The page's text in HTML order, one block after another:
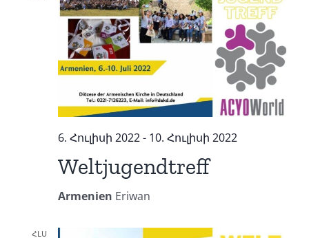
6. Հուլիսի 2022- 10. Հուլիսի 2022
Weltjugendtreff
Armenien Eriwan
ՀԼՍ